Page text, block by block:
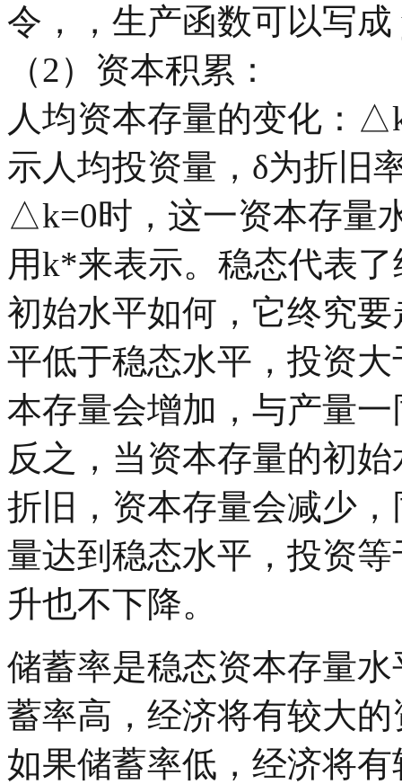
令，，生产函数可以写成
（2）资本积累：
人均资本存量的变化： △
示人均投资量， δ为折旧
△k=0时，这一资本存量
用k*来表示。稳态代表
初始水平如何，它终究
平低于稳态水平，投资
本存量会增加，与产量
反之，当资本存量的初
折旧，资本存量会减少
量达到稳态水平，投资
升也不下降。
储蓄率是稳态资本存量
蓄率高，经济将有较大
如果储蓄率低，经济将